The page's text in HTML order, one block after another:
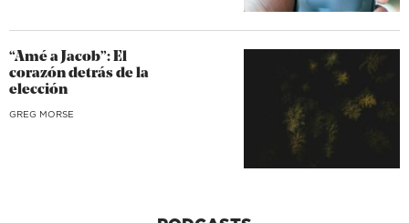
“Amé a Jacob”: El
corazón detrás de la
elección
GREG MORSE